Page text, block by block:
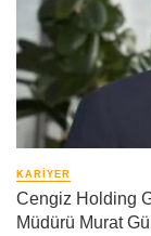
KARIYER
Cengiz Holding
Müdürü Murat